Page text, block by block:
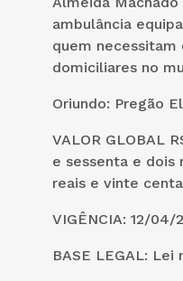
ambulância
quem
domiciliares no
Oriundo: Pregão
VALOR GLOBAL
e sessenta e dois
reais e vinte
VIGÊNCIA: 12/04/
BASE LEGAL: Lei